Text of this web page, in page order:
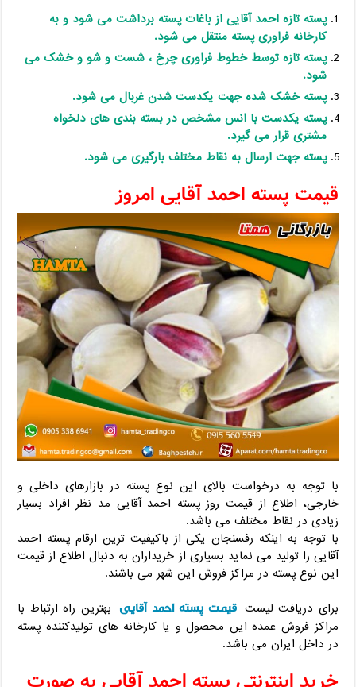
پسته تازه احمد آقایی از باغات پسته برداشت می شود و به
کارخانه فراوری پسته منتقل می شود.
پسته تازه توسط خطوط فراوری چرخ ، شست و شو و خشک می
شود.
پسته خشک شده جهت یکدست شدن غربال می شود.
پسته یکدست با انس مشخص در بسته بندی های دلخواه
مشتری قرار می گیرد.
پسته جهت ارسال به نقاط مختلف بارگیری می شود.
قیمت پسته احمد آقایی امروز
با توجه به درخواست بالای این نوع پسته در بازارهای داخلی و
خارجی، اطلاع از قیمت روز پسته احمد آقایی مد نظر افراد بسیار
زیادی در نقاط مختلف می باشد.
با توجه به اینکه رفسنجان یکی از باکیفیت ترین ارقام پسته احمد
آقایی را تولید می نماید بسیاری از خریداران به دنبال اطلاع از قیمت
این نوع پسته در مراکز فروش این شهر می باشند.
برای دریافت لیست قیمت پسته احمد آقایی بهترین راه ارتباط با
مراکز فروش عمده این محصول و یا کارخانه های تولیدکننده پسته
در داخل ایران می باشد.